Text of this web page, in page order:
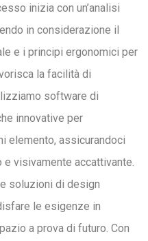
inizia con un’analisi
in considerazione il
e i principi ergonomici per
la facilità di
software di
innovative per
elemento, assicurandoci
visivamente accattivante.
soluzioni di design
le esigenze in
a prova di futuro. Con